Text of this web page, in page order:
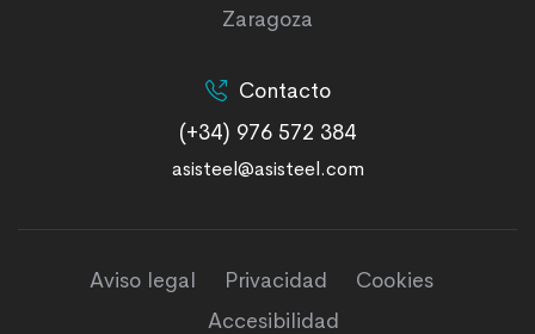
Zaragoza
Contacto
(+34) 976 572 384
asisteel@asisteel.com
Aviso legal Privacidad
Cookies
Accesibilidad